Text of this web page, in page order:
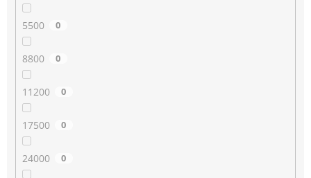
5500 0
8800 0
11200 0
17500 0
24000 0